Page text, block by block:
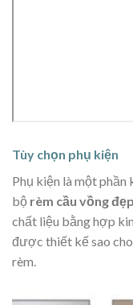
Tùy chọn phụ kiện
Phụ kiện là một phần
bộ rèm cầu vồng đẹp
chất liệu bằng hợp
được thiết kế sao
rèm.